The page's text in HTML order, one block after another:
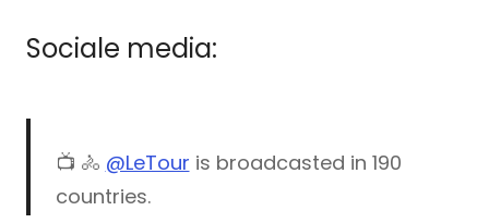
Sociale media:
📺 🚴 @LeTour is broadcasted in 190
countries.